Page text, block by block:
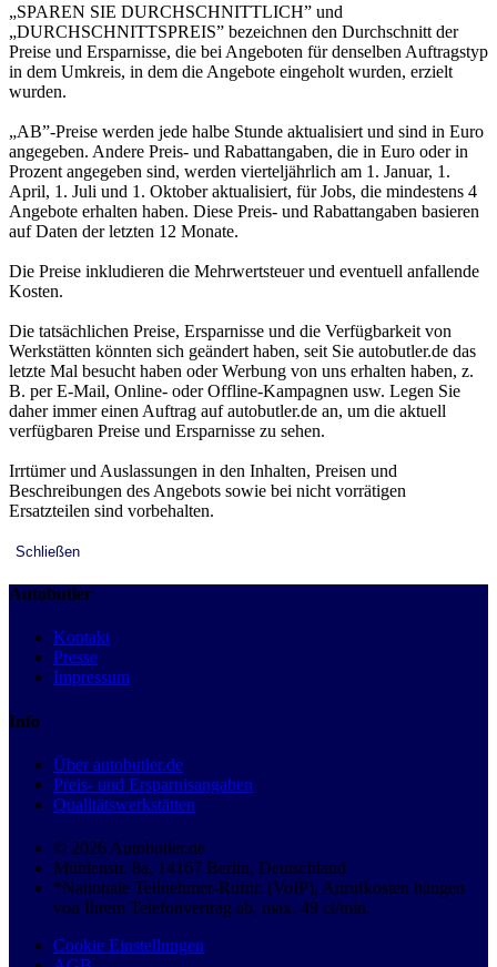
„SPAREN SIE DURCHSCHNITTLICH” und
„DURCHSCHNITTSPREIS” bezeichnen den Durchschnitt der
Preise und Ersparnisse, die bei Angeboten für denselben Auftragstyp
in dem Umkreis, in dem die Angebote eingeholt wurden, erzielt
wurden.
„AB”-Preise werden jede halbe Stunde aktualisiert und sind in Euro
angegeben. Andere Preis- und Rabattangaben, die in Euro oder in
Prozent angegeben sind, werden vierteljährlich am 1. Januar, 1.
April, 1. Juli und 1. Oktober aktualisiert, für Jobs, die mindestens 4
Angebote erhalten haben. Diese Preis- und Rabattangaben basieren
auf Daten der letzten 12 Monate.
Die Preise inkludieren die Mehrwertsteuer und eventuell anfallende
Kosten.
Die tatsächlichen Preise, Ersparnisse und die Verfügbarkeit von
Werkstätten könnten sich geändert haben, seit Sie autobutler.de das
letzte Mal besucht haben oder Werbung von uns erhalten haben, z.
B. per E-Mail, Online- oder Offline-Kampagnen usw. Legen Sie
daher immer einen Auftrag auf autobutler.de an, um die aktuell
verfügbaren Preise und Ersparnisse zu sehen.
Irrtümer und Auslassungen in den Inhalten, Preisen und
Beschreibungen des Angebots sowie bei nicht vorrätigen
Ersatzteilen sind vorbehalten.
Schließen
Autobutler
Kontakt
Presse
Impressum
Info
Über autobutler.de
Preis- und Ersparnisangaben
Qualitätswerkstätten
© 2026 Autobutler.de
Mühlenstr. 8a, 14167 Berlin, Deutschland
*Nationale Teilnehmer-Rufnr. (VoIP), Anrufkosten hängen
von Ihrem Telefonvertrag ab, max. 49 ct/min.
Cookie Einstellungen